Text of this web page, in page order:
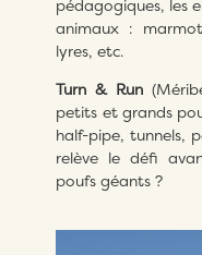
pédagogiques, les
animaux :
lyres, etc.
Turn & Run
petits et grands
half-pipe, tunnels,
relève le défi
poufs géants ?